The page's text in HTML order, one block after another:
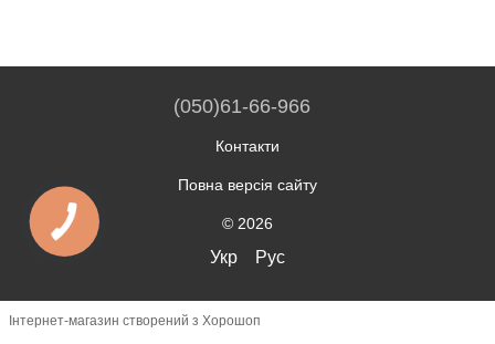
(050)61-66-966
Контакти
Повна версія сайту
© 2026
Укр Рус
Інтернет-магазин створений з Хорошоп